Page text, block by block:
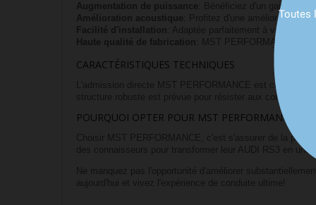
: Bénéficiez d'un gain
: Profitez d'une amélioration
: Adaptée parfaitement à votre
: MST PERFORMANCE
CARACTÉRISTIQUES TECHNIQUES
L'admission directe MST PERFORMANCE est conçue
structure robuste est prévue pour résister aux conditions
POURQUOI OPTER POUR MST PERFORMANCE ?
Choisir MST PERFORMANCE, c'est s'assurer de la
des connaisseurs pour transformer leur AUDI RS3 en
Toutes